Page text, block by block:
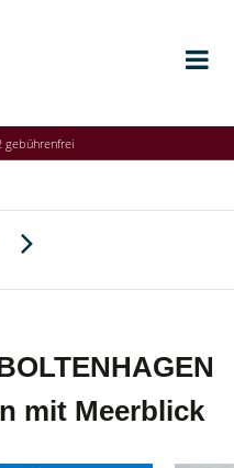
gebührenfrei
mit Meerblick